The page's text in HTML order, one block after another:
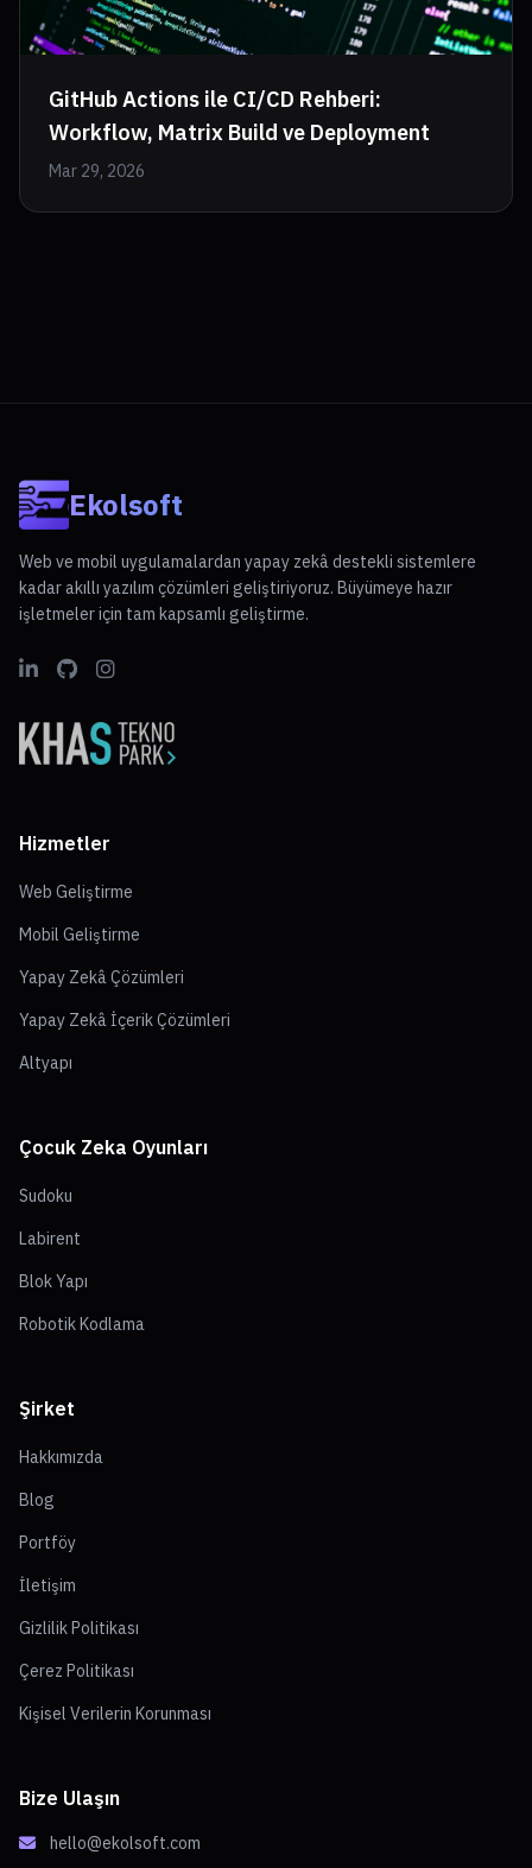
GitHub Actions ile CI/CD Rehberi:
Workflow, Matrix Build ve Deployment
Mar 29, 2026
Ekolsoft
Web ve mobil uygulamalardan yapay zekâ destekli sistemlere
kadar akıllı yazılım çözümleri geliştiriyoruz. Büyümeye hazır
işletmeler için tam kapsamlı geliştirme.
Hizmetler
Web Geliştirme
Mobil Geliştirme
Yapay Zekâ Çözümleri
Yapay Zekâ İçerik Çözümleri
Altyapı
Çocuk Zeka Oyunları
Sudoku
Labirent
Blok Yapı
Robotik Kodlama
Şirket
Hakkımızda
Blog
Portföy
İletişim
Gizlilik Politikası
Çerez Politikası
Kişisel Verilerin Korunması
Bize Ulaşın
hello@ekolsoft.com